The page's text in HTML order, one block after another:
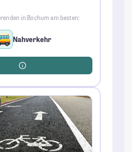
in Bochum am besten:
Nahverkehr